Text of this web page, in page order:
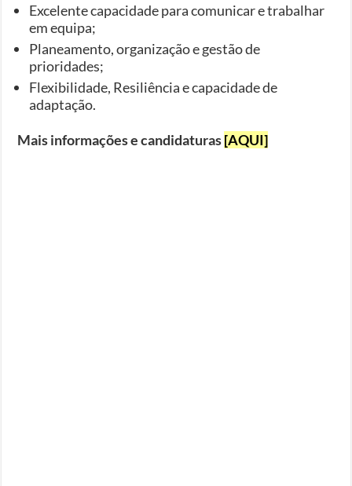
Excelente capacidade para comunicar e trabalhar
em equipa;
Planeamento, organização e gestão de
prioridades;
Flexibilidade, Resiliência e capacidade de
adaptação.
Mais informações e candidaturas[AQUI]